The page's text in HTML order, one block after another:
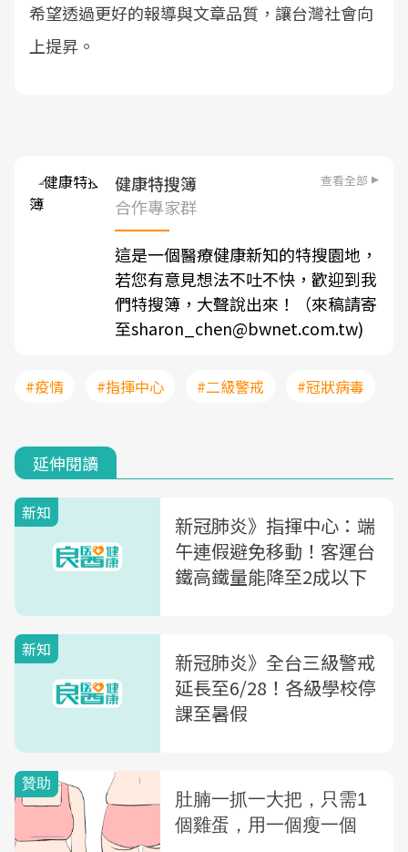
希望透過更好的報導與文章品質，讓台灣社會向
上提昇。
健康特搜簿 查看全部
合作專家群
這是一個醫療健康新知的特搜園地，
若您有意見想法不吐不快，歡迎到我
們特搜簿，大聲說出來！（來稿請寄
至sharon_chen@bwnet.com.tw)
#疫情 #指揮中心 #二級警戒 #冠狀病毒
延伸閱讀
新知
新冠肺炎》指揮中心：端
午連假避免移動！客運台
鐵高鐵量能降至2成以下
新知
新冠肺炎》全台三級警戒
延長至6/28！各級學校停
課至暑假